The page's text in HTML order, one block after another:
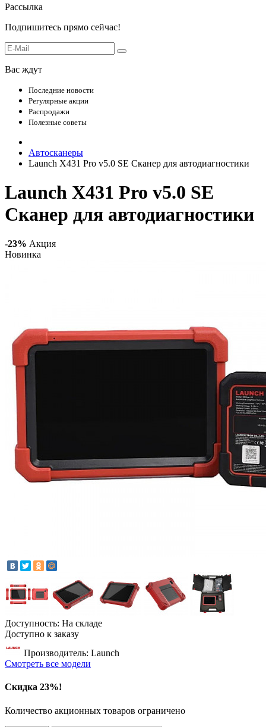
Рассылка
Подпишитесь прямо сейчас!
Вас ждут
Последние новости
Регулярные акции
Распродажи
Полезные советы
Автосканеры
Launch X431 Pro v5.0 SE Cканер для автодиагностики
Launch X431 Pro v5.0 SE
Cканер для автодиагностики
-23% Акция
Новинка
Доступность: На складе
Доступно к заказу
Производитель: Launch
Смотреть все модели
Скидка 23%!
Количество акционных товаров ограничено